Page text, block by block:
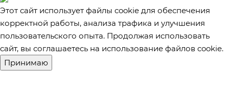
Этот сайт использует файлы cookie для обеспечения
корректной работы, анализа трафика и улучшения
пользовательского опыта. Продолжая использовать
сайт, вы соглашаетесь на использование файлов cookie.
Принимаю